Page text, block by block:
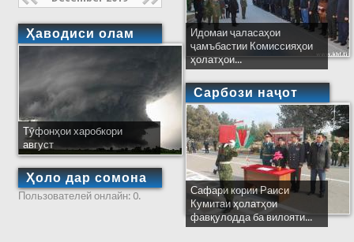
Ҳаводиси олам
Тӯфонҳои харобкори
август
Ҳоло дар сомона
Пользователей онлайн: 0.
Идомаи ҷаласаҳои
ҷамъбастии Комиссияҳои
ҳолатҳои...
Сарбози наҷот
Сафари кории Раиси
Кумитаи ҳолатҳои
фавқулодда ба вилояти...